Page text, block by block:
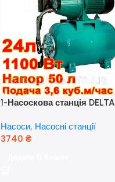
1-Насоскова станція DELTA
кВт) ( Польща)
Насоси, Насосні станції
3740 ₴